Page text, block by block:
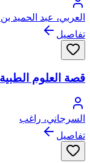
العربي، عبد الحميد
تفاصيل
قصة العلوم
السرجاني، راغب
تفاصيل